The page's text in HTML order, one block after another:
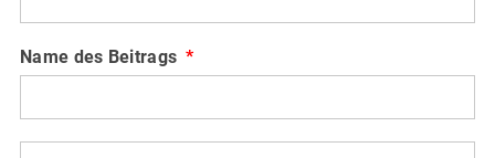
Name des Beitrags